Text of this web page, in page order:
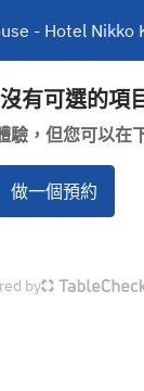
- Hotel Nikko
有可選的項
驗，但您可以在
做一個預約
by